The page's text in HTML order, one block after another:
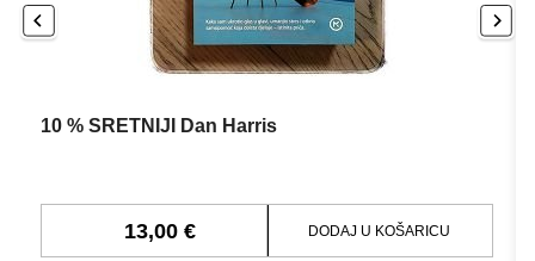
10 % SRETNIJI Dan Harris
13,00 € DODAJ U KOŠARICU